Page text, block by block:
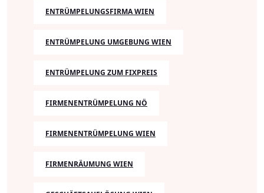
ENTRÜMPELUNGSFIRMA WIEN
ENTRÜMPELUNG UMGEBUNG WIEN
ENTRÜMPELUNG ZUM FIXPREIS
FIRMENENTRÜMPELUNG NÖ
FIRMENENTRÜMPELUNG WIEN
FIRMENRÄUMUNG WIEN